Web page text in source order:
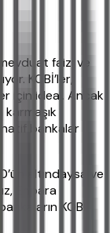
faizi ve
KOBİ’ler,
için ideal. Ancak
karmaşık
bankalar
altındaysa ve
Enpara
KOBİ